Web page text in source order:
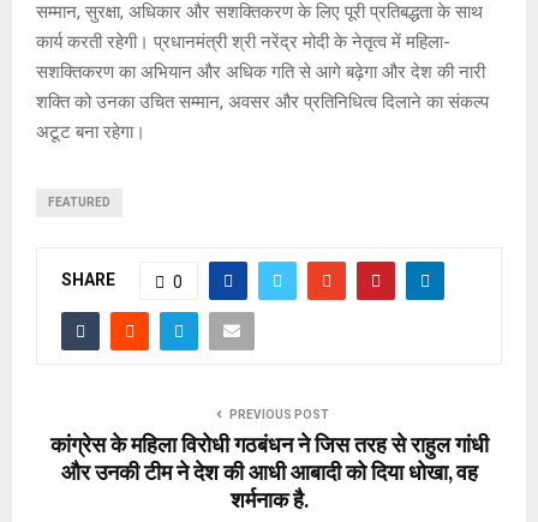
सम्मान, सुरक्षा, अधिकार और सशक्तिकरण के लिए पूरी प्रतिबद्धता के साथ
कार्य करती रहेगी। प्रधानमंत्री श्री नरेंद्र मोदी के नेतृत्व में महिला-
सशक्तिकरण का अभियान और अधिक गति से आगे बढ़ेगा और देश की नारी
शक्ति को उनका उचित सम्मान, अवसर और प्रतिनिधित्व दिलाने का संकल्प
अटूट बना रहेगा।
FEATURED
SHARE 0
PREVIOUS POST
कांग्रेस के महिला विरोधी गठबंधन ने जिस तरह से राहुल गांधी
और उनकी टीम ने देश की आधी आबादी को दिया धोखा, वह
शर्मनाक है.